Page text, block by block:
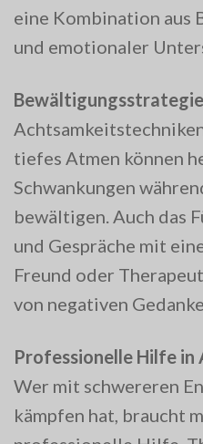
eine Kombination aus
und emotionaler
tiefes Atmen können
Schwankungen
bewältigen. Auch das
und Gespräche mit
Freund oder
von negativen
Professionelle Hilfe in
Wer mit schwereren
kämpfen hat, braucht